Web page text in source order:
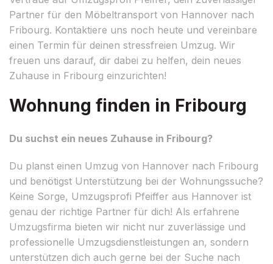
Partner für den Möbeltransport von Hannover nach
Fribourg. Kontaktiere uns noch heute und vereinbare
einen Termin für deinen stressfreien Umzug. Wir
freuen uns darauf, dir dabei zu helfen, dein neues
Zuhause in Fribourg einzurichten!
Wohnung finden in Fribourg
Du suchst ein neues Zuhause in Fribourg?
Du planst einen Umzug von Hannover nach Fribourg
und benötigst Unterstützung bei der Wohnungssuche?
Keine Sorge, Umzugsprofi Pfeiffer aus Hannover ist
genau der richtige Partner für dich! Als erfahrene
Umzugsfirma bieten wir nicht nur zuverlässige und
professionelle Umzugsdienstleistungen an, sondern
unterstützen dich auch gerne bei der Suche nach